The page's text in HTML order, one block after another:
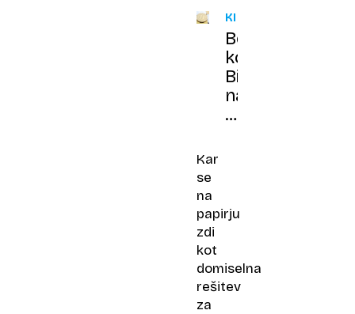
KRIPTOVALUTE
Borzni
komentar:
Bitcoin
na
novem
Kar
se
na
papirju
zdi
kot
domiselna
rešitev
za